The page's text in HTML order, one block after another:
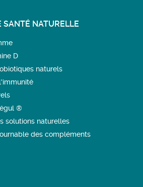
SANTÉ NATURELLE
D
naturels
®
solutions naturelles
des compléments